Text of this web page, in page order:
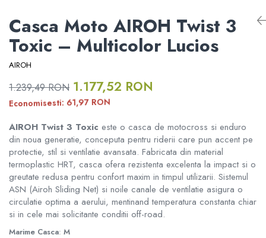
ATV CFMOTO X10
MODEL ATV GOES
GOES 400S
GOES 400L
GOES 500L
GOES 1000
Borseta
Rucsac
Sosete
Armura
ECHIPAMENTE MOTO
DISTANTIERE ROTI ATV
APARATORI MAINI ATV
PORTBAGAJE SI SUPORTURI
BAGAJE
ACCESORII ELECTRONICE ATV /
SSV
ACCESORII MONTAJ ELECTRONICE
TOBE SPORT ATV / UTV
ACCESORII MOTO
ATV CFMOTO X10 1000 MUD
Formular returnare produs /
Cerere retragere din contract
Casca Moto AIROH Twist 3
Toxic – Multicolor Lucios
AIROH
1.239,49 RON 1.177,52 RON
Economisesti: 61,97RON
AIROH Twist 3 Toxic este o casca de motocross si enduro
din noua generatie, conceputa pentru riderii care pun accent pe
protectie, stil si ventilatie avansata. Fabricata din material
termoplastic HRT, casca ofera rezistenta excelenta la impact si o
greutate redusa pentru confort maxim in timpul utilizarii. Sistemul
ASN (Airoh Sliding Net) si noile canale de ventilatie asigura o
circulatie optima a aerului, mentinand temperatura constanta chiar
si in cele mai solicitante conditii off-road.
Marime Casca: M